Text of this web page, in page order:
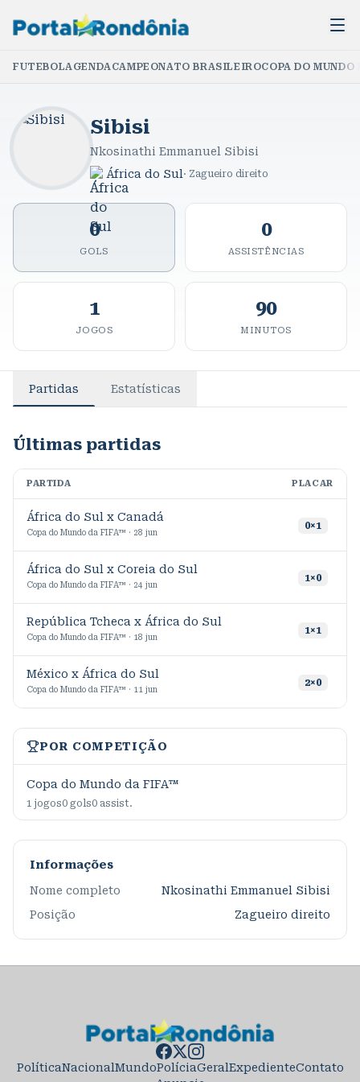
FUTEBOLAGENDACAMPEONATO BRASILEIROCOPA DO
Sibisi
Nkosinathi Emmanuel Sibisi
África do Sul · Zagueiro direito
0
GOLS
0
ASSISTÊNCIAS
1
JOGOS
90
MINUTOS
Partidas Estatísticas
Últimas partidas
PARTIDA PLACAR
África do Sul x Canadá
Copa do Mundo da FIFA™ · 28 jun
0×1
África do Sul x Coreia do Sul
Copa do Mundo da FIFA™ · 24 jun
1×0
República Tcheca x África do Sul
Copa do Mundo da FIFA™ · 18 jun
1×1
México x África do Sul
Copa do Mundo da FIFA™ · 11 jun
2×0
POR COMPETIÇÃO
Copa do Mundo da FIFA™
1 jogos0 gols0 assist.
Informações
Nome completo
Nkosinathi Emmanuel Sibisi
Posição
Zagueiro direito
PolíticaNacionalMundoPolíciaGeralExpedienteContato